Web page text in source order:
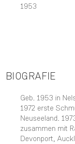
1953
BIOGRAFIE
Geb. 1953 in
1972 erste
Neuseeland.
zusammen mit
Devonport,